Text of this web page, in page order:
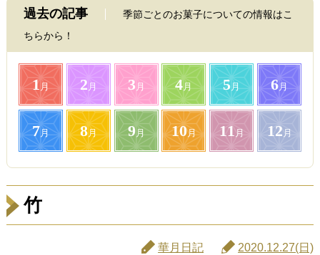
過去の記事
季節ごとのお菓子についての情報はこ
ちらから！
1月 2 月 3 月 4月 5月 6月
7月 8月 9月 10月 11 月 12 月
竹
華月日記 2020.12.27(日)